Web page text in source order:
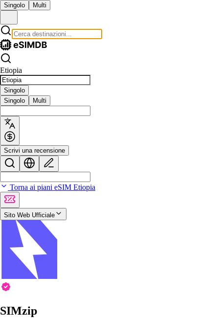
Singolo Multi
Etiopia
Singolo
Singolo
Multi
Scrivi una recensione
Torna ai piani eSIM Etiopia
Sito Web Ufficiale
SIMzip